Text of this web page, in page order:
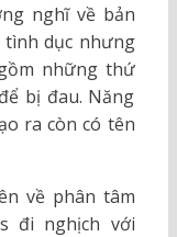
nghĩ về bản
dục nhưng
những thứ
bị đau. Năng
ra còn có tên
về phân tâm
đi nghịch với